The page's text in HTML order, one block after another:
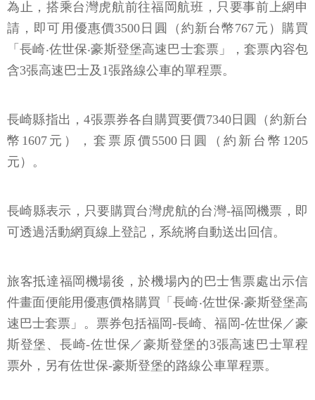
為止，搭乘台灣虎航前往福岡航班，只要事前上網申
請，即可用優惠價3500日圓（約新台幣767元）購買
「長崎‧佐世保‧豪斯登堡高速巴士套票」，套票內容包
含3張高速巴士及1張路線公車的單程票。
長崎縣指出，4張票券各自購買要價7340日圓（約新台
幣1607元），套票原價5500日圓（約新台幣1205
元）。
長崎縣表示，只要購買台灣虎航的台灣-福岡機票，即
可透過活動網頁線上登記，系統將自動送出回信。
旅客抵達福岡機場後，於機場內的巴士售票處出示信
件畫面便能用優惠價格購買「長崎‧佐世保‧豪斯登堡高
速巴士套票」。票券包括福岡-長崎、福岡-佐世保／豪
斯登堡、長崎-佐世保／豪斯登堡的3張高速巴士單程
票外，另有佐世保-豪斯登堡的路線公車單程票。